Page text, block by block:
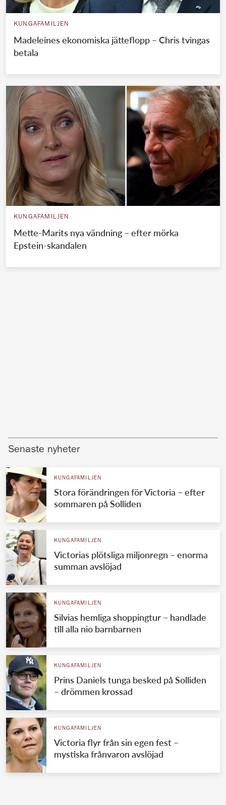
KUNGAFAMILJEN
Madeleines ekonomiska jätteflopp – Chris tvingas
betala
KUNGAFAMILJEN
Mette-Marits nya vändning – efter mörka
Epstein-skandalen
Senaste nyheter
KUNGAFAMILJEN
Stora förändringen för Victoria – efter
sommaren på Solliden
KUNGAFAMILJEN
Victorias plötsliga miljonregn – enorma
summan avslöjad
KUNGAFAMILJEN
Silvias hemliga shoppingtur – handlade
till alla nio barnbarnen
KUNGAFAMILJEN
Prins Daniels tunga besked på Solliden
– drömmen krossad
KUNGAFAMILJEN
Victoria flyr från sin egen fest –
mystiska frånvaron avslöjad